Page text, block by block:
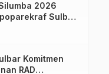
2026
Sulbar
Tetap
Komitmen
RAD